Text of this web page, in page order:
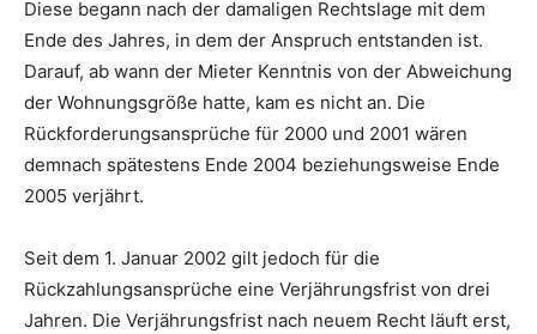
Diese begann nach der damaligen Rechtslage mit dem
Ende des Jahres, in dem der Anspruch entstanden ist.
Darauf, ab wann der Mieter Kenntnis von der Abweichung
der Wohnungsgröße hatte, kam es nicht an. Die
Rückforderungsansprüche für 2000 und 2001 wären
demnach spätestens Ende 2004 beziehungsweise Ende
2005 verjährt.
Seit dem 1. Januar 2002 gilt jedoch für die
Rückzahlungsansprüche eine Verjährungsfrist von drei
Jahren. Die Verjährungsfrist nach neuem Recht läuft erst,